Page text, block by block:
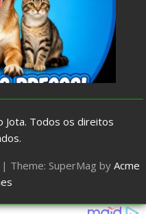
Jota. Todos os direitos
| Theme: SuperMag by Acme